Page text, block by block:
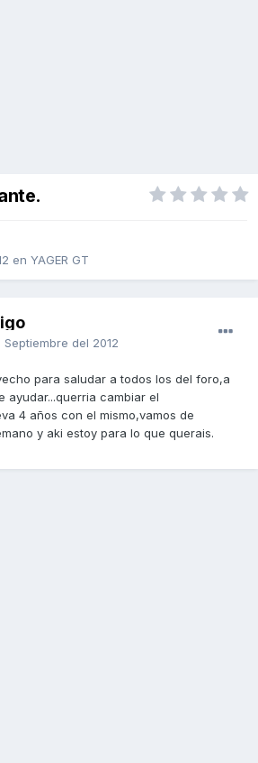
en YAGER GT
Septiembre del 2012
para saludar a todos los del foro,a
ayudar...querria cambiar el
4 años con el mismo,vamos de
y aki estoy para lo que querais.